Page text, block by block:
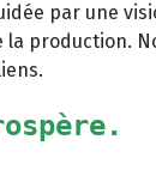
par une
production.